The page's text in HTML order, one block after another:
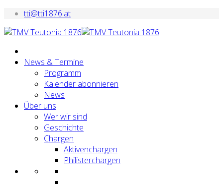
tti@tti1876.at
News & Termine
Programm
Kalender abonnieren
News
Über uns
Wer wir sind
Geschichte
Chargen
Aktivenchargen
Philisterchargen